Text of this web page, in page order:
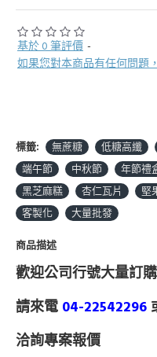
基於 0 筆評價 -
如果您對本商品有任何問題
標籤: 無蔗糖 低糖高纖
端午節
中秋節 年節禮
黑芝麻糕
杏仁瓦片 堅
客製化
大量批發
商品描述
歡迎公司行號大量訂購
請來電 04-22542296
洽詢專案報價